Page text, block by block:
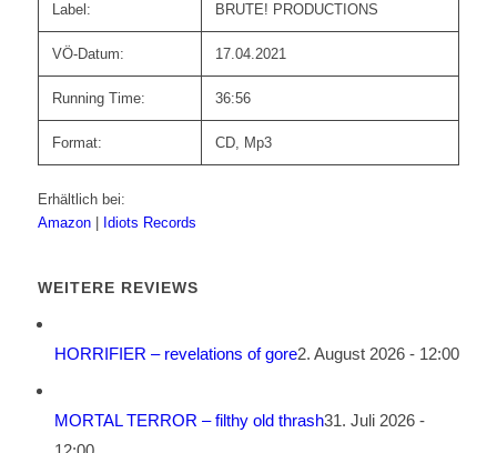
Label: BRUTE! PRODUCTIONS
VÖ-Datum: 17.04.2021
Running Time: 36:56
Format: CD, Mp3
Erhältlich bei:
Amazon
Idiots Records
WEITERE REVIEWS
HORRIFIER – revelations of gore2. August 2026 - 12:00
MORTAL TERROR – filthy old thrash31. Juli 2026 -